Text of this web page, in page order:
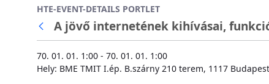
Ugrás a fő tartalomhoz
HTE-EVENT-DETAILS PORTLET
A jövő internetének kihívásai,
70. 01. 01. 1:00 - 70. 01. 01. 1:00
Hely: BME TMIT I.ép. B.szárny 210 terem, 1117